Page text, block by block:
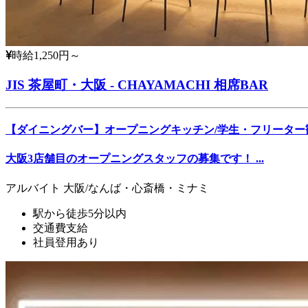
時給1,250円～
JIS 茶屋町・大阪 - CHAYAMACHI 相席BAR
【ダイニングバー】オープニングキッチン/学生・フリーター
大阪3店舗目のオープニングスタッフの募集です！ ...
アルバイト 大阪/なんば・心斎橋・ミナミ
駅から徒歩5分以内
交通費支給
社員登用あり